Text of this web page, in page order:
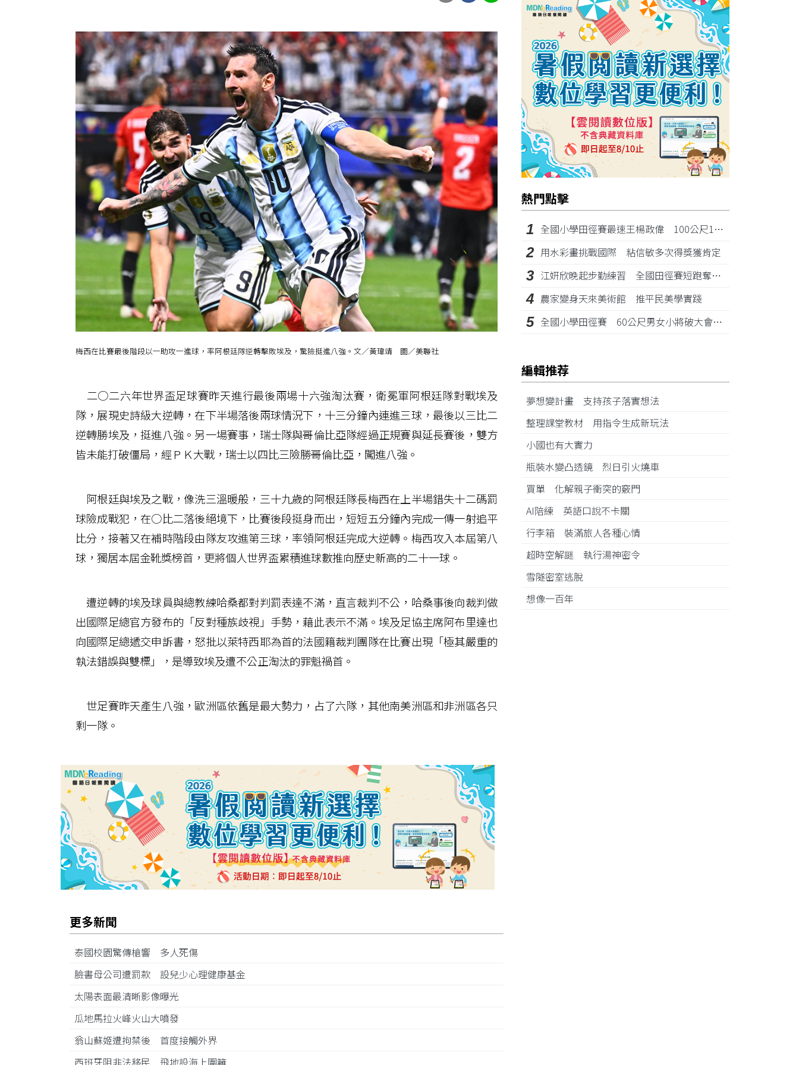
梅西在比賽最後階段以一助攻一進球，率阿根廷隊逆轉擊敗埃及，驚險挺進八強。文／黃瑋靖 圖／美聯社
二○二六年世界盃足球賽昨天進行最後兩場十六強淘汰賽，衛冕軍阿根廷隊對戰埃及
隊，展現史詩級大逆轉，在下半場落後兩球情況下，十三分鐘內連進三球，最後以三比二
逆轉勝埃及，挺進八強。另一場賽事，瑞士隊與哥倫比亞隊經過正規賽與延長賽後，雙方
皆未能打破僵局，經ＰＫ大戰，瑞士以四比三險勝哥倫比亞，闖進八強。
阿根廷與埃及之戰，像洗三溫暖般，三十九歲的阿根廷隊長梅西在上半場錯失十二碼罰
球險成戰犯，在○比二落後絕境下，比賽後段挺身而出，短短五分鐘內完成一傳一射追平
比分，接著又在補時階段由隊友攻進第三球，率領阿根廷完成大逆轉。梅西攻入本屆第八
球，獨居本屆金靴獎榜首，更將個人世界盃累積進球數推向歷史新高的二十一球。
遭逆轉的埃及球員與總教練哈桑都對判罰表達不滿，直言裁判不公，哈桑事後向裁判做
出國際足總官方發布的「反對種族歧視」手勢，藉此表示不滿。埃及足協主席阿布里達也
向國際足總遞交申訴書，怒批以萊特西耶為首的法國籍裁判團隊在比賽出現「極其嚴重的
執法錯誤與雙標」，是導致埃及遭不公正淘汰的罪魁禍首。
世足賽昨天產生八強，歐洲區依舊是最大勢力，占了六隊，其他南美洲區和非洲區各只
剩一隊。
更多新聞
泰國校園驚傳槍響 多人死傷
臉書母公司遭罰款 設兒少心理健康基金
太陽表面最清晰影像曝光
瓜地馬拉火峰火山大噴發
翁山蘇姬遭拘禁後 首度接觸外界
西班牙阻非法移民 飛地設海上圍籬
熱門點擊
1 全國小學田徑賽最速王楊政偉 100公尺11秒87奪金
2 用水彩畫挑戰國際 粘信敏多次得獎獲肯定
3 江姸欣晚起步勤練習 全國田徑賽短跑奪金摘銅
4 農家變身天來美術館 推平民美學實踐
5 全國小學田徑賽 60公尺男女小將破大會紀錄
編輯推荐
夢想變計畫 支持孩子落實想法
整理課堂教材 用指令生成新玩法
小國也有大實力
瓶裝水變凸透鏡 烈日引火燒車
買單 化解親子衝突的竅門
AI陪練 英語口說不卡關
行李箱 裝滿旅人各種心情
超時空解謎 執行湯神密令
雪隧密室逃脫
想像一百年